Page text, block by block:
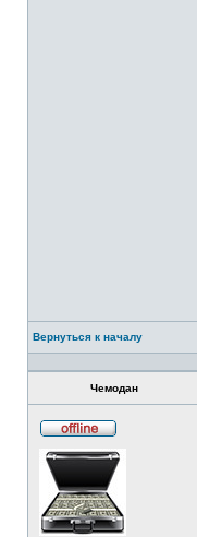
Вернуться к началу
Чемодан
в
сети